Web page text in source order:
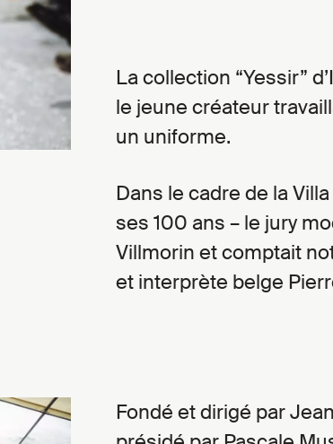
La collection “Yessir”
le jeune créateur
un uniforme.
Dans le cadre de la
ses 100 ans – le jury
Villmorin et comptait
et interprète belge
Fondé et dirigé par